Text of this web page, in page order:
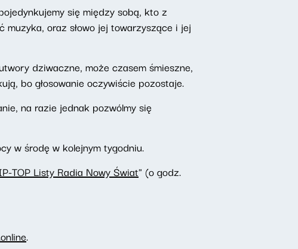
się między sobą, kto z
oraz słowo jej towarzyszące i jej
dziwaczne, może czasem śmieszne,
bo głosowanie oczywiście pozostaje.
na razie jednak pozwólmy się
w środę w kolejnym tygodniu.
TOP Listy Radia Nowy Świat" (o godz.
.